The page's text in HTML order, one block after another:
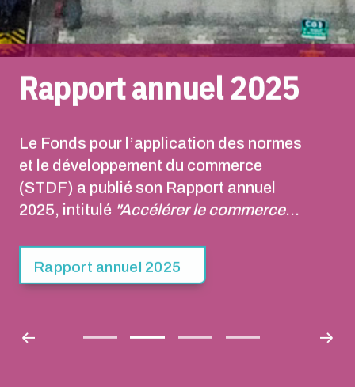
Rapport annuel 2025
Le Fonds pour l’application des normes
et le développement du commerce
(STDF) a publié son Rapport annuel
2025, intitulé
sûr : de l’innovation au passage à
l’échelle". Ce rapport marque la
première année de mise en œuvre de la
S’appuyant sur les 20 années
Rapport annuel 2025